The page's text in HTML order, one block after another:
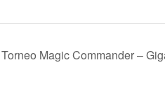
Torneo Magic Commander –